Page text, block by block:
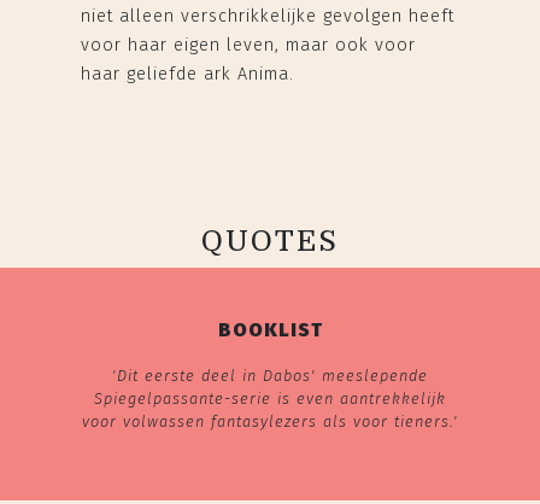
niet alleen verschrikkelijke gevolgen heeft
voor haar eigen leven, maar ook voor
haar geliefde ark Anima.
QUOTES
BOOKLIST
'Dit eerste deel in Dabos' meeslepende
Spiegelpassante-serie is even aantrekkelijk
voor volwassen fantasylezers als voor tieners.'